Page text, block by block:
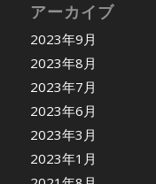
アーカイブ
2023年9月
2023年8月
2023年7月
2023年6月
2023年3月
2023年1月